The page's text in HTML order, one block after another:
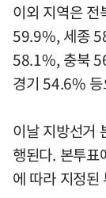
이외 지역은
59.9%, 세종
58.1%, 충북
경기 54.6% 등
이날 지방선거
행된다. 본투표
에 따라 지정된